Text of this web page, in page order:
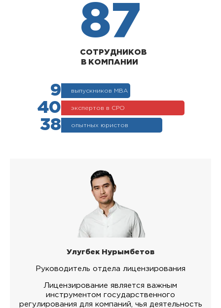
87
СОТРУДНИКОВ
В КОМПАНИИ
9 выпускников МВА
40 экспертов в СРО
38 опытных юристов
Улугбек Нурымбетов
Руководитель отдела лицензирования
Лицензирование является важным
инструментом государственного
регулирования для компаний, чья деятельность